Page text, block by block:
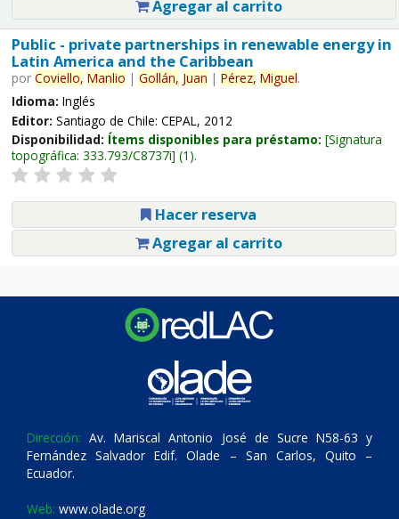
Agregar al carrito
Public - private partnerships in renewable energy in
Latin America and the Caribbean
por Coviello, Manlio | Gollán, Juan | Pérez, Miguel.
Idioma: Inglés
Editor: Santiago de Chile: CEPAL, 2012
Disponibilidad: Ítems disponibles para préstamo: Signatura
topográfica: 333.793/C8737i (1).
Hacer reserva
Agregar al carrito
Dirección: Av. Mariscal Antonio José de Sucre N58-63 y
Fernández Salvador Edif. Olade – San Carlos, Quito –
Ecuador.
Web: www.olade.org